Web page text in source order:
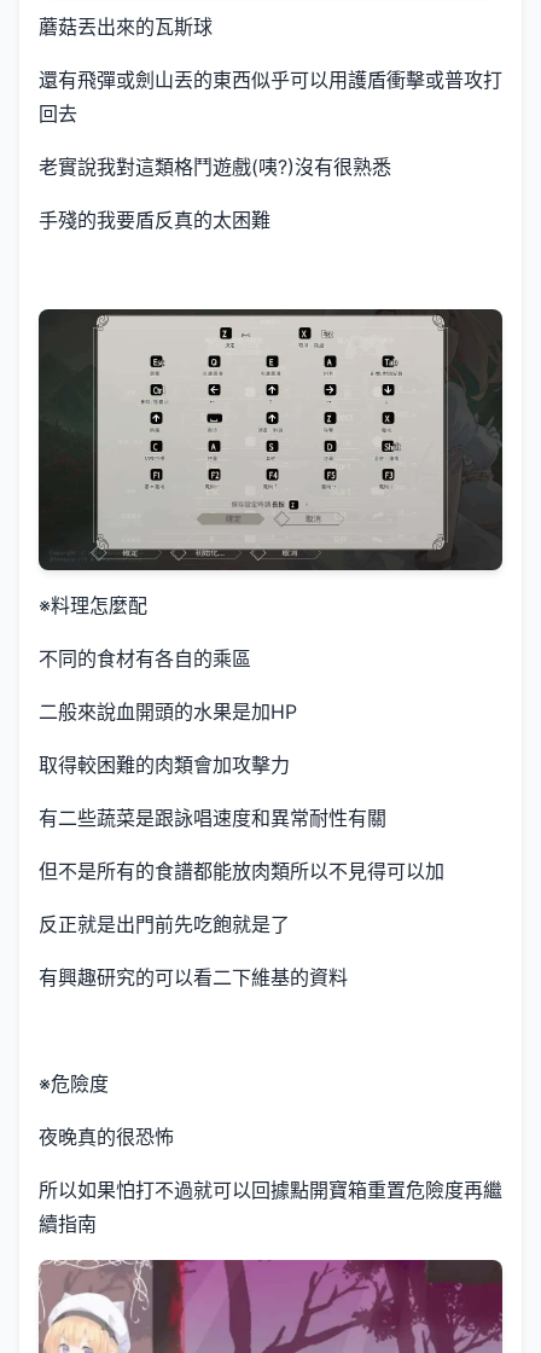
蘑菇丟出來的瓦斯球
還有飛彈或劍山丟的東西似乎可以用護盾衝擊或普攻打
回去
老實說我對這類格鬥遊戲(咦?)沒有很熟悉
手殘的我要盾反真的太困難
※料理怎麼配
不同的食材有各自的乘區
二般來說血開頭的水果是加HP
取得較困難的肉類會加攻擊力
有二些蔬菜是跟詠唱速度和異常耐性有關
但不是所有的食譜都能放肉類所以不見得可以加
反正就是出門前先吃飽就是了
有興趣研究的可以看二下維基的資料
※危險度
夜晚真的很恐怖
所以如果怕打不過就可以回據點開寶箱重置危險度再繼
續指南